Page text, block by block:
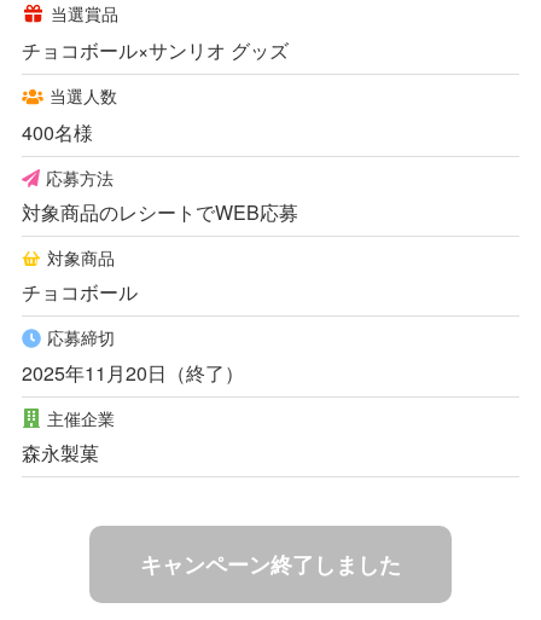
当選賞品
チョコボール×サンリオ グッズ
当選人数
400名様
応募方法
対象商品のレシートでWEB応募
対象商品
チョコボール
応募締切
2025年11月20日（終了）
主催企業
森永製菓
キャンペーン終了しました